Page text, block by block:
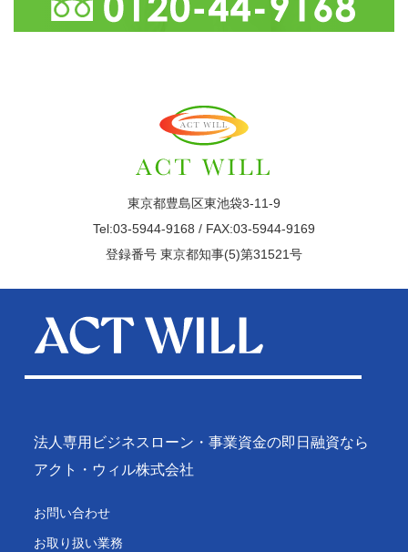
東京都豊島区東池袋3-11-9
Tel:03-5944-9168 / FAX:03-5944-9169
登録番号 東京都知事(5)第31521号
法人専用ビジネスローン・事業資金の即日融資なら
アクト・ウィル株式会社
お問い合わせ
お取り扱い業務